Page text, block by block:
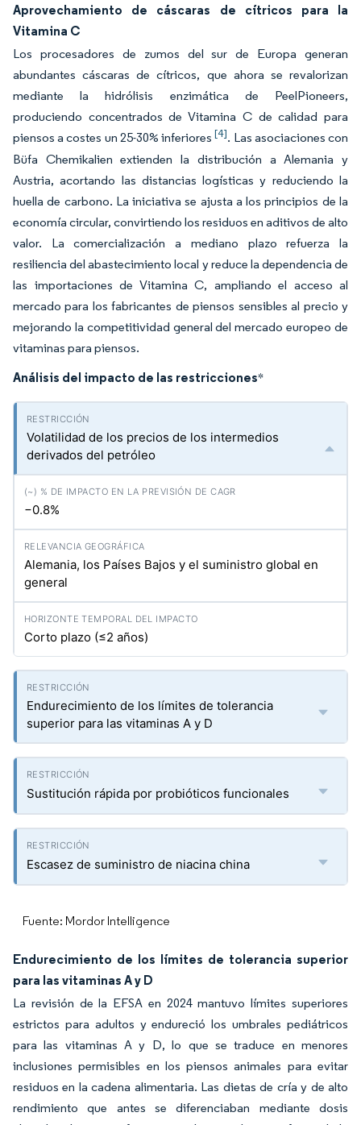
Aprovechamiento de cáscaras de cítricos para la
Vitamina C
Los procesadores de zumos del sur de Europa generan
abundantes cáscaras de cítricos, que ahora se revalorizan
mediante la hidrólisis enzimática de PeelPioneers,
produciendo concentrados de Vitamina C de calidad para
piensos a costes un 25-30% inferiores[4]. Las asociaciones con
Büfa Chemikalien extienden la distribución a Alemania y
Austria, acortando las distancias logísticas y reduciendo la
huella de carbono. La iniciativa se ajusta a los principios de la
economía circular, convirtiendo los residuos en aditivos de alto
valor. La comercialización a mediano plazo refuerza la
resiliencia del abastecimiento local y reduce la dependencia de
las importaciones de Vitamina C, ampliando el acceso al
mercado para los fabricantes de piensos sensibles al precio y
mejorando la competitividad general del mercado europeo de
vitaminas para piensos.
Análisis del impacto de las restricciones*
Volatilidad de los precios de los intermedios
derivados del petróleo
−0.8%
Alemania, los Países Bajos y el suministro global en
general
Corto plazo (≤2 años)
Endurecimiento de los límites de tolerancia
superior para las vitaminas A y D
Sustitución rápida por probióticos funcionales
Escasez de suministro de niacina china
Fuente: Mordor Intelligence
Endurecimiento de los límites de tolerancia superior
para las vitaminas A y D
La revisión de la EFSA en 2024 mantuvo límites superiores
estrictos para adultos y endureció los umbrales pediátricos
para las vitaminas A y D, lo que se traduce en menores
inclusiones permisibles en los piensos animales para evitar
residuos en la cadena alimentaria. Las dietas de cría y de alto
rendimiento que antes se diferenciaban mediante dosis